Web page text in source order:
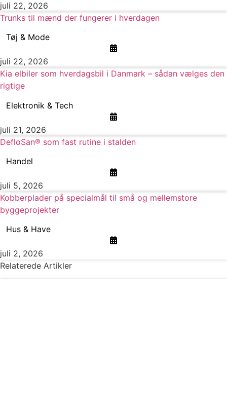
juli 22, 2026
Trunks til mænd der fungerer i hverdagen
Tøj & Mode
juli 22, 2026
Kia elbiler som hverdagsbil i Danmark – sådan vælges den
rigtige
Elektronik & Tech
juli 21, 2026
DefloSan® som fast rutine i stalden
Handel
juli 5, 2026
Kobberplader på specialmål til små og mellemstore
byggeprojekter
Hus & Have
juli 2, 2026
Relaterede Artikler